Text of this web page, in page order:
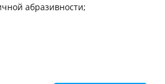
абразивности;